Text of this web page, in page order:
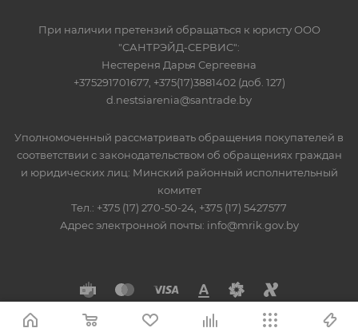
При наличии претензий обращаться к юристу ООО
"САНТРЭЙД-СЕРВИС":
Нестереня Дарья Сергеевна
+375291701677, +375(17)3881402 (доб. 127)
d.nestsiarenia@santrade.by
Уполномоченный рассматривать обращения покупателей в
соответствии с законодательством об обращениях граждан
и юридических лиц: Минский районный исполнительный
комитет
Тел.: +375 (17) 270-50-24, +375 (17) 5427577
Адрес электронной почты: info@mrik.gov.by